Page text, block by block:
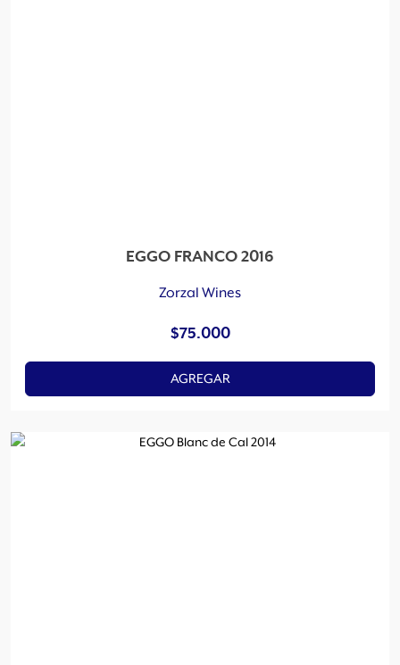
EGGO FRANCO 2016
Zorzal Wines
$75.000
AGREGAR